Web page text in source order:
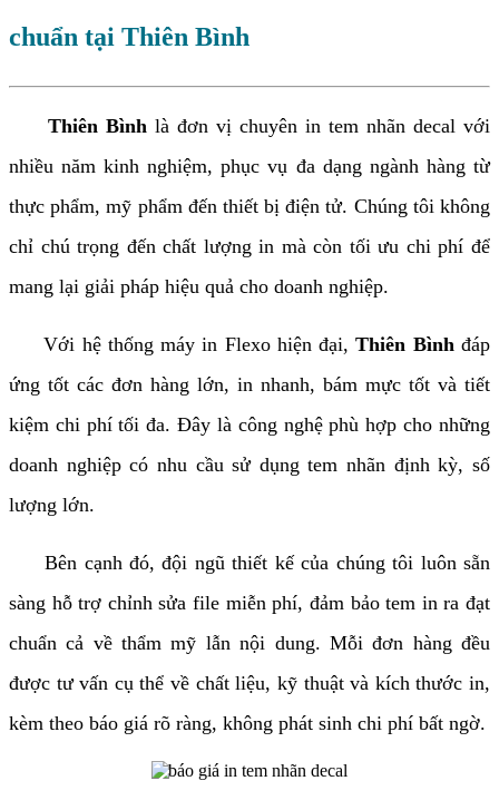
chuẩn tại Thiên Bình
Thiên Bình là đơn vị chuyên in tem nhãn decal với
nhiều năm kinh nghiệm, phục vụ đa dạng ngành hàng từ
thực phẩm, mỹ phẩm đến thiết bị điện tử. Chúng tôi không
chỉ chú trọng đến chất lượng in mà còn tối ưu chi phí để
mang lại giải pháp hiệu quả cho doanh nghiệp.
Với hệ thống máy in Flexo hiện đại,Thiên Bìnhđáp
ứng tốt các đơn hàng lớn, in nhanh, bám mực tốt và tiết
kiệm chi phí tối đa. Đây là công nghệ phù hợp cho những
doanh nghiệp có nhu cầu sử dụng tem nhãn định kỳ, số
lượng lớn.
Bên cạnh đó, đội ngũ thiết kế của chúng tôi luôn sẵn
sàng hỗ trợ chỉnh sửa file miễn phí, đảm bảo tem in ra đạt
chuẩn cả về thẩm mỹ lẫn nội dung. Mỗi đơn hàng đều
được tư vấn cụ thể về chất liệu, kỹ thuật và kích thước in,
kèm theo báo giá rõ ràng, không phát sinh chi phí bất ngờ.